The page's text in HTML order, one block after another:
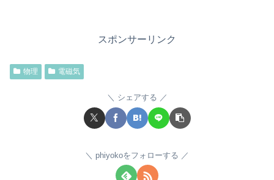
スポンサーリンク
物理 電磁気
シェアする
phiyokoをフォローする